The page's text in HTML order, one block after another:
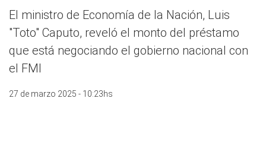
El ministro de Economía de la Nación, Luis
"Toto" Caputo, reveló el monto del préstamo
que está negociando el gobierno nacional con
el FMI
27 de marzo 2025 - 10:23hs